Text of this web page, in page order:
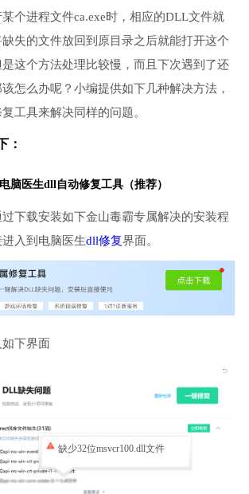
个进程文件ca.exe时，相应的DLL文件就
失的文件放回到原目录之后就能打开这个
这个方法处理比较慢，而且下次遇到了还
怎么办呢？小编提供如下几种解决方法，
工具来解决同样的问题。
：
脑医生dll自动修复工具（推荐）
下载安装如下金山毒霸专属解决的安装程
入到电脑医生dll修复界面。
下界面
缺少32位msvcr100.dll文件